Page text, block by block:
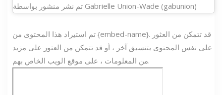
تم نشر منشور بواسطة Gabrielle Union-Wade (gabunion)
تم استيراد هذا المحتوى من {embed-name}. قد تتمكن من العثور
على نفس المحتوى بتنسيق آخر ، أو قد تتمكن من العثور على مزيد
من المعلومات ، على موقع الويب الخاص بهم.